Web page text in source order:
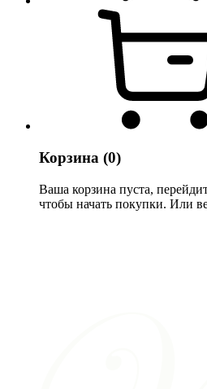
Корзина (0)
Ваша корзина пуста,
чтобы начать покупки. Или